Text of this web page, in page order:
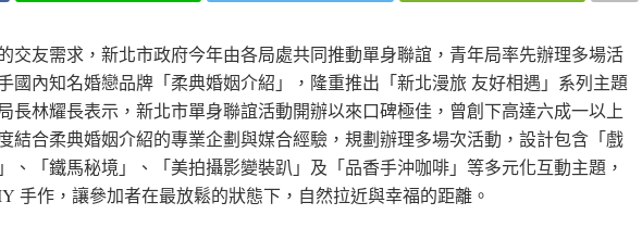
交友需求，新北市政府今年由各局處共同推動單身聯誼，青年局率先辦理多場活
國內知名婚戀品牌「柔典婚姻介紹」，隆重推出「新北漫旅 友好相遇」系列主題
長林耀長表示，新北市單身聯誼活動開辦以來口碑極佳，曾創下高達六成一以上
結合柔典婚姻介紹的專業企劃與媒合經驗，規劃辦理多場次活動，設計包含「戲
、「鐵馬秘境」、「美拍攝影變裝趴」及「品香手沖咖啡」等多元化互動主題，
手作，讓參加者在最放鬆的狀態下，自然拉近與幸福的距離。